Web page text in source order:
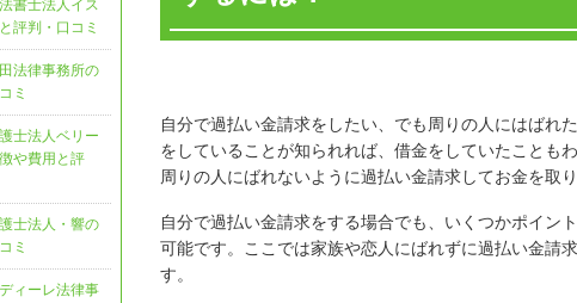
自分で過払い金請求をしたい、でも周りの人にはばれ
をしていることが知られれば、借金をしていたことも
周りの人にばれないように過払い金請求してお金を取
自分で過払い金請求をする場合でも、いくつかポイン
可能です。ここでは家族や恋人にばれずに過払い金請
す。
書士法人イス
評判・口コミ
法律事務所の
ミ
士法人ベリー
や費用と評
士法人・響の
ミ
ィーレ法律事